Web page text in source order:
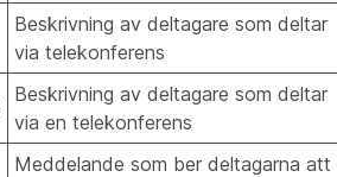
Beskrivning av deltagare som deltar
via telekonferens
Beskrivning av deltagare som deltar
via en telekonferens
Meddelande som ber deltagarna att